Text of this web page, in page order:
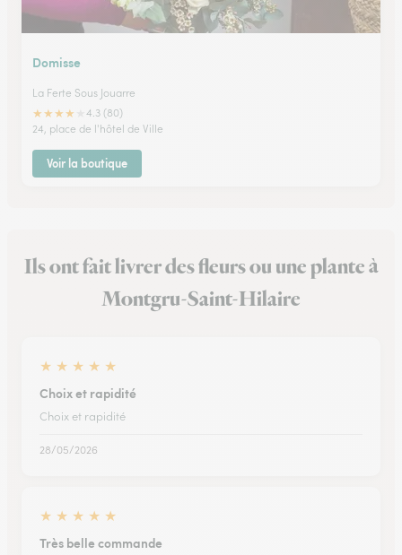
Domisse
La Ferte Sous Jouarre
★★★★
4.3 (80)
24, place de l'hôtel de Ville
Voir la boutique
Ils ont fait livrer des fleurs ou une plante à
Montgru-Saint-Hilaire
★ ★ ★ ★ ★
Choix et rapidité
Choix et rapidité
28/05/2026
★ ★ ★ ★ ★
Très belle commande